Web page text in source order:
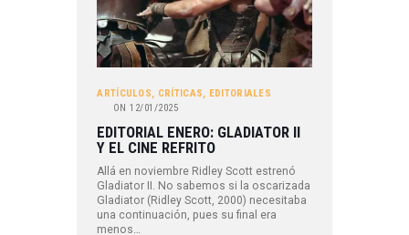
ARTÍCULOS, CRÍTICAS, EDITORIALES
ON 12/01/2025
EDITORIAL ENERO: GLADIATOR II
Y EL CINE REFRITO
Allá en noviembre Ridley Scott estrenó
Gladiator II. No sabemos si la oscarizada
Gladiator (Ridley Scott, 2000) necesitaba
una continuación, pues su final era
menos…